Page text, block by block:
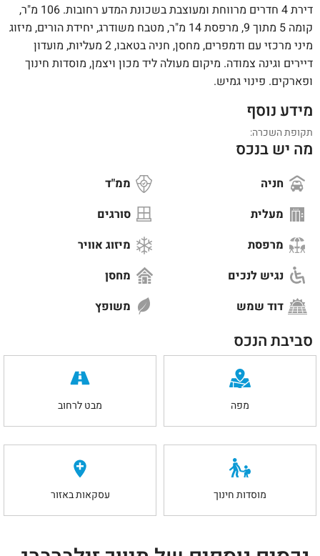
דירת 4 חדרים מרווחת ומעוצבת בשכונת המדע רחובות. 106 מ"ר,
קומה 5 מתוך 9, מרפסת 14 מ"ר, מטבח משודרג, יחידת הורים, מיזוג
מיני מרכזי עם ודמפרים, מחסן, חניה בטאבו, 2 מעליות, מועדון
דיירים וגינה צמודה. מיקום מעולה ליד מכון ויצמן, מוסדות חינוך
ופארקים. פינוי גמיש.
מידע נוסף
תקופת השכרה:
מה יש בנכס
חניה
ממ"ד
מעלית
סורגים
מרפסת
מיזוג אוויר
נגיש לנכים
מחסן
דוד שמש
משופץ
סביבת הנכס
מפה מבט לרחוב
מוסדות חינוך עסקאות באזור